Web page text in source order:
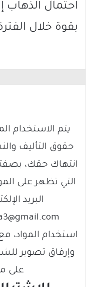
احتمال الذهاب
بقوة خلال
انتهاك حقك،
التي تظهر على
البريد
استخدام المواد،
وإرفاق تصوير
على